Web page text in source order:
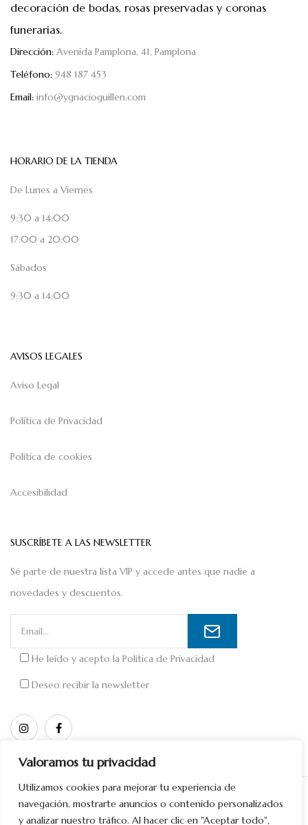
Valoramos tu privacidad
Utilizamos cookies para mejorar tu experiencia de
navegación, mostrarte anuncios o contenido personalizados
y analizar nuestro tráfico. Al hacer clic en "Aceptar todo",
decoración de bodas, rosas preservadas y coronas
funerarias.
Dirección: Avenida Pamplona, 41, Pamplona
Teléfono: 948 187 453
Email: info@ygnacioguillen.com
HORARIO DE LA TIENDA
De Lunes a Viernes
9:30 a 14:00
17:00 a 20:00
Sábados
9:30 a 14:00
AVISOS LEGALES
Aviso Legal
Política de Privacidad
Política de cookies
Accesibilidad
SUSCRÍBETE A LAS NEWSLETTER
Sé parte de nuestra lista VIP y accede antes que nadie a
novedades y descuentos.
He leído y acepto la Política de Privacidad
Deseo recibir la newsletter
Copyright © 2026 Diseñado porDivinamente Creativos